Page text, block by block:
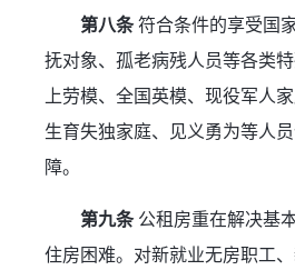
第八条 符合条件的享受国
抚对象、孤老病残人员等各类
上劳模、全国英模、现役军人
生育失独家庭、见义勇为等人
障。
第九条 公租房重在解决基
住房困难。对新就业无房职工